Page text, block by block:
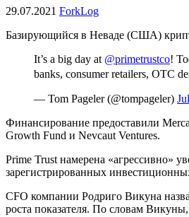
29.07.2021 ForkLog
Базирующийся в Неваде (США)
It’s a big day at @primetrustco!
banks, consumer retailers, OTC
— Tom Pageler (@tompageler)
Финансирование предоставили
Growth Fund и Nevcaut Ventures.
Prime Trust намерена «агрессивно»
зарегистрированных
CFO компании Родриго Викуна
роста показателя. По словам